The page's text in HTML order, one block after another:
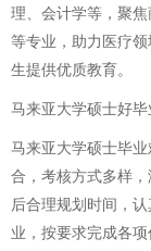
理、会计学等，聚
等专业，助力医疗
生提供优质教育。
马来亚大学硕士好毕
马来亚大学硕士毕
合，考核方式多样
后合理规划时间，
业，按要求完成各